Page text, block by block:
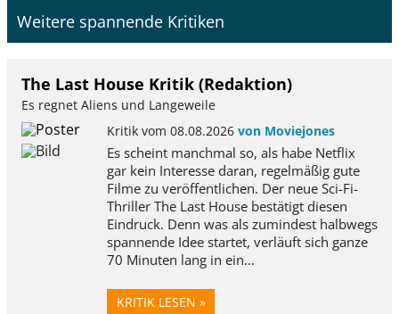
Weitere spannende Kritiken
The Last House Kritik (Redaktion)
Es regnet Aliens und Langeweile
Kritik vom 08.08.2026 von Moviejones
Es scheint manchmal so, als habe Netflix
gar kein Interesse daran, regelmäßig gute
Filme zu veröffentlichen. Der neue Sci-Fi-
Thriller The Last House bestätigt diesen
Eindruck. Denn was als zumindest halbwegs
spannende Idee startet, verläuft sich ganze
70 Minuten lang in ein...
KRITIK LESEN »